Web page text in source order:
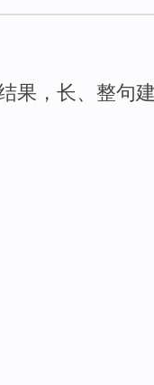
果，长、整句